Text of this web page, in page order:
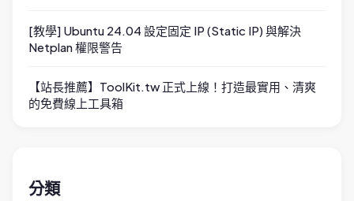
[教學] Ubuntu 24.04 設定固定 IP (Static IP) 與解決
Netplan 權限警告
【站長推薦】ToolKit.tw 正式上線！打造最實用、清爽
的免費線上工具箱
分類